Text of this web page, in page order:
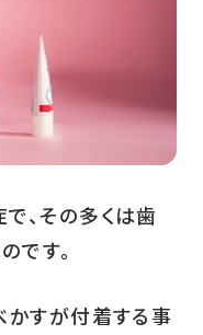
、その多くは歯
です。
かすが付着する事